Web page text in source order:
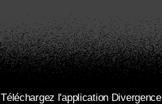
Téléchargez l'application Divergence